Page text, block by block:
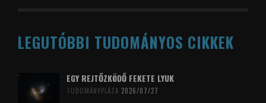
LEGUTÓBBI TUDOMÁNYOS CIKKEK
EGY REJTŐZKÖDŐ FEKETE LYUK
TUDOMÁNYPLÁZA 2026/07/27